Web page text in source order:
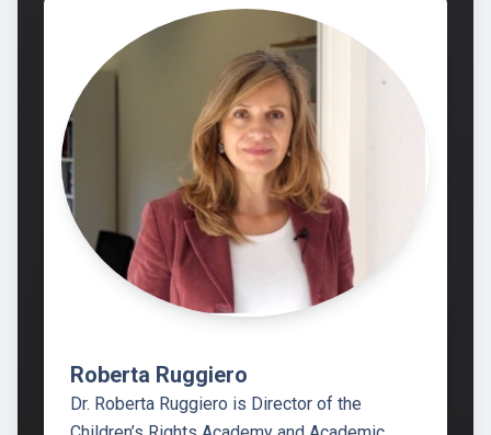
Roberta Ruggiero
Dr. Roberta Ruggiero is Director of the